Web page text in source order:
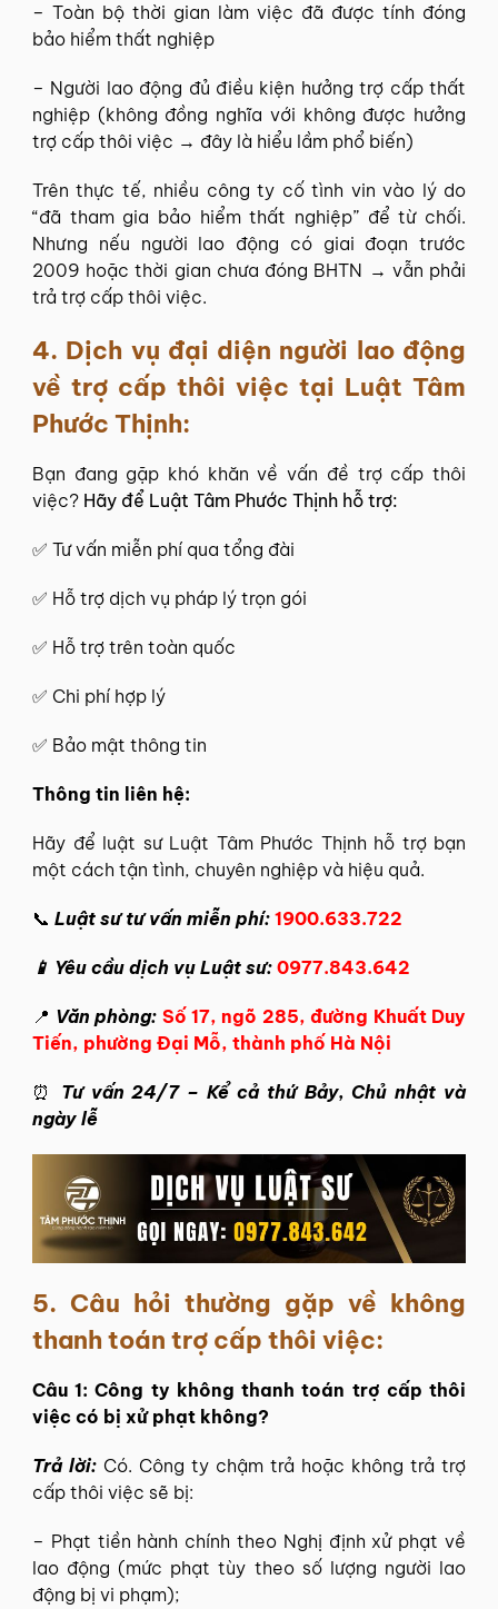
– Toàn bộ thời gian làm việc đã được tính đóng
bảo hiểm thất nghiệp
– Người lao động đủ điều kiện hưởng trợ cấp thất
nghiệp (không đồng nghĩa với không được hưởng
trợ cấp thôi việc → đây là hiểu lầm phổ biến)
Trên thực tế, nhiều công ty cố tình vin vào lý do
“đã tham gia bảo hiểm thất nghiệp” để từ chối.
Nhưng nếu người lao động có giai đoạn trước
2009 hoặc thời gian chưa đóng BHTN → vẫn phải
trả trợ cấp thôi việc.
4. Dịch vụ đại diện người lao động
về trợ cấp thôi việc tại Luật Tâm
Phước Thịnh:
Bạn đang gặp khó khăn về vấn đề trợ cấp thôi
việc? Hãy để Luật Tâm Phước Thịnh hỗ trợ:
✅ Tư vấn miễn phí qua tổng đài
✅ Hỗ trợ dịch vụ pháp lý trọn gói
✅ Hỗ trợ trên toàn quốc
✅ Chi phí hợp lý
✅ Bảo mật thông tin
Thông tin liên hệ:
Hãy để luật sư Luật Tâm Phước Thịnh hỗ trợ bạn
một cách tận tình, chuyên nghiệp và hiệu quả.
📞 Luật sư tư vấn miễn phí: 1900.633.722
📱 Yêu cầu dịch vụ Luật sư: 0977.843.642
📍 Văn phòng: Số 17, ngõ 285, đường Khuất Duy
Tiến, phường Đại Mỗ, thành phố Hà Nội
⏰ Tư vấn 24/7 – Kể cả thứ Bảy, Chủ nhật và
ngày lễ
5. Câu hỏi thường gặp về không
thanh toán trợ cấp thôi việc:
Câu 1: Công ty không thanh toán trợ cấp thôi
việc có bị xử phạt không?
Trả lời: Có. Công ty chậm trả hoặc không trả trợ
cấp thôi việc sẽ bị:
– Phạt tiền hành chính theo Nghị định xử phạt về
lao động (mức phạt tùy theo số lượng người lao
động bị vi phạm);